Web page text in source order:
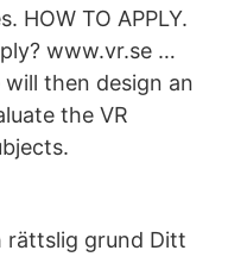
HOW TO APPLY.
www.vr.se …
then design an
the VR
rättslig grund Ditt